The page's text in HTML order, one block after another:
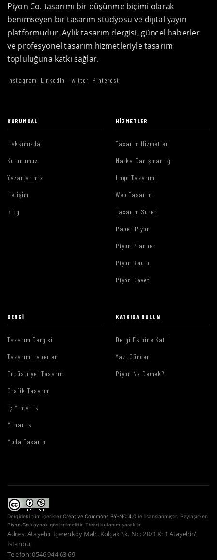
Piyon Co. tasarımı bir düşünme biçimi olarak
benimseyen bir tasarım stüdyosu ve dijital yayın
platformudur. Aylık tasarım dergisi, güncel haberler
ve profesyonel tasarım hizmetleriyle tasarım
topluluğuna katkı sağlar.
Instagram LinkedIn Twitter Pinterest
KURUMSAL
Hakkımızda
Kurucumuz
Yazarlarımız
İletişim
Blog
HIZMETLER
Tasarım Hizmetleri
Marka Danışmanlığı
Logo Tasarımı
Web Tasarımı
Tasarım Süreci
Paper Piyon
Piyon Planner
Piyon Radio
Piyon Davet
DERGI
Tasarım Dergisi
Tasarım Haberleri
Endüstriyel Tasarım
Grafik Tasarım
İç Mimarlık
Mimarlık
Moda Tasarım
KATKIDA BULUN
Dergi Ekibine Katıl
Yazı Gönder
Piyon Ne Demek?
Dergideki tüm içerikler Creative Commons BY-NC 4.0 ile lisanslanmıştır. Paylaşırken
Piyon.Co kaynak gösterilmelidir. Ticari kullanım yasaktır.
Adres: Ataşehir İçerenköy Mah. Kolçak Sk. No: 20/1 K: 1 Ataşehir/
İstanbul
Telefon: 0546 944 63 69